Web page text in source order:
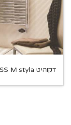
דקוהיט CLASS M styla